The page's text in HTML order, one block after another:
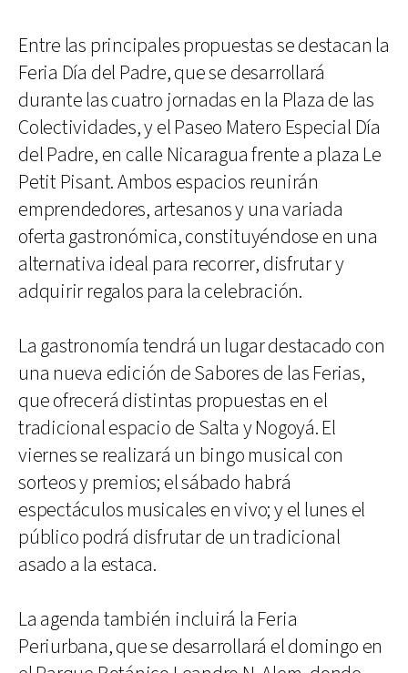
Entre las principales propuestas se destacan la
Feria Día del Padre, que se desarrollará
durante las cuatro jornadas en la Plaza de las
Colectividades, y el Paseo Matero Especial Día
del Padre, en calle Nicaragua frente a plaza Le
Petit Pisant. Ambos espacios reunirán
emprendedores, artesanos y una variada
oferta gastronómica, constituyéndose en una
alternativa ideal para recorrer, disfrutar y
adquirir regalos para la celebración.
La gastronomía tendrá un lugar destacado con
una nueva edición de Sabores de las Ferias,
que ofrecerá distintas propuestas en el
tradicional espacio de Salta y Nogoyá. El
viernes se realizará un bingo musical con
sorteos y premios; el sábado habrá
espectáculos musicales en vivo; y el lunes el
público podrá disfrutar de un tradicional
asado a la estaca.
La agenda también incluirá la Feria
Periurbana, que se desarrollará el domingo en